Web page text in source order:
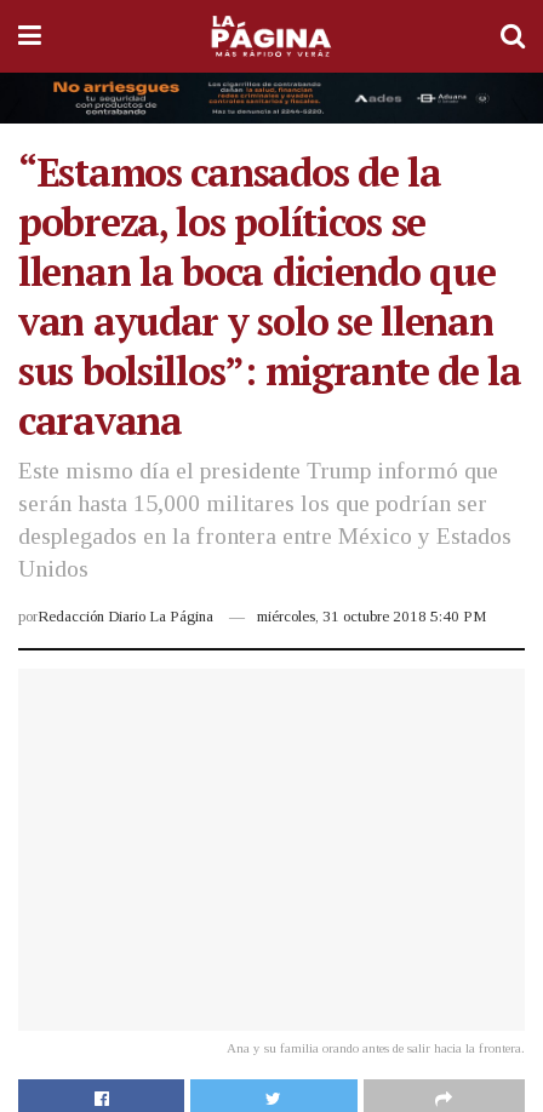
“Estamos cansados de la
pobreza, los políticos se
llenan la boca diciendo que
van ayudar y solo se llenan
sus bolsillos”: migrante de la
caravana
Este mismo día el presidente Trump informó que
serán hasta 15,000 militares los que podrían ser
desplegados en la frontera entre México y Estados
Unidos
porRedacción Diario La Página miércoles, 31 octubre 2018 5:40 PM
Ana y su familia orando antes de salir hacia la frontera.